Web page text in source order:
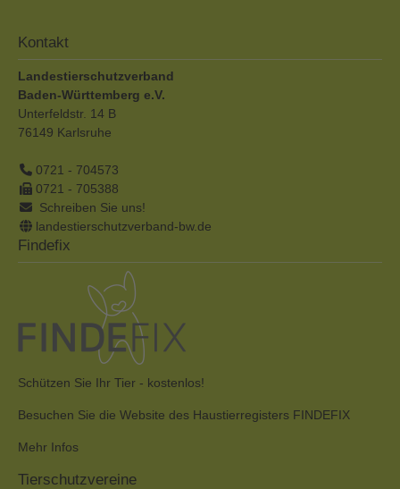
Kontakt
Landestierschutzverband
Baden-Württemberg e.V.
Unterfeldstr. 14 B
76149 Karlsruhe
0721 - 704573
0721 - 705388
Schreiben Sie uns!
landestierschutzverband-bw.de
Findefix
Schützen Sie Ihr Tier - kostenlos!
Besuchen Sie die Website des Haustierregisters FINDEFIX
Mehr Infos
Tierschutzvereine